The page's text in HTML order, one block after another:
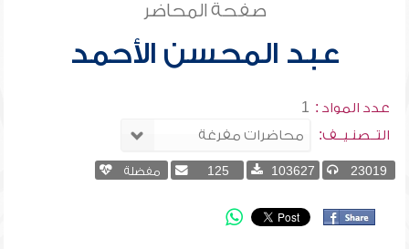
صفحة المحاضر
عبد المحسن الأحمد
عدد المواد : 1
التــصنـيــف:
23019
103627
125 مفضلة